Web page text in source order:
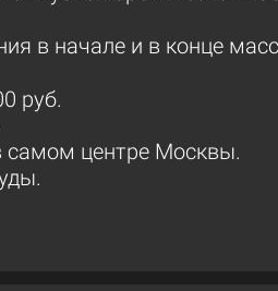
в начале и в конце
руб.
самом центре Москвы.